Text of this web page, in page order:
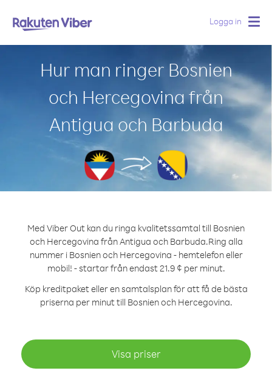
Logga in
Hur man ringer Bosnien
och Hercegovina från
Antigua och Barbuda
Med Viber Out kan du ringa kvalitetssamtal till Bosnien
och Hercegovina från Antigua och Barbuda.Ring alla
nummer i Bosnien och Hercegovina - hemtelefon eller
mobil! - startar från endast 21.9 ¢ per minut.
Köp kreditpaket eller en samtalsplan för att få de bästa
priserna per minut till Bosnien och Hercegovina.
Visa priser